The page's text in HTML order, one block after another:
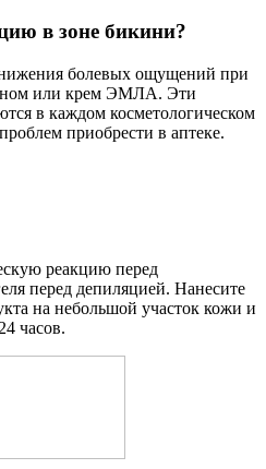
в зоне бикини?
болевых ощущений при
или крем ЭМЛА. Эти
в каждом косметологическом
приобрести в аптеке.
реакцию перед
перед депиляцией. Нанесите
на небольшой участок кожи и
часов.